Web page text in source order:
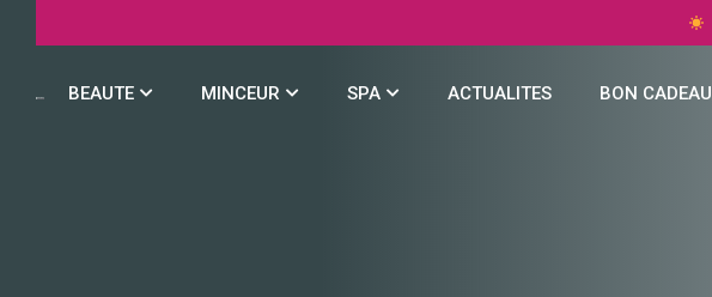
BEAUTE MINCEUR SPA ACTUALITES BON CADEAU